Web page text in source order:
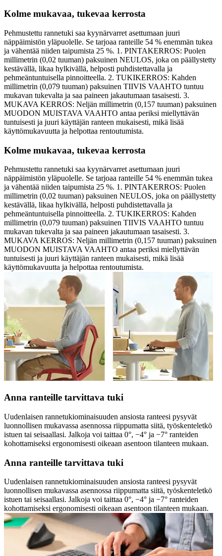
Kolme mukavaa, tukevaa kerrosta
Pehmustettu rannetuki saa kyynärvarret asettumaan juuri
näppäimistön yläpuolelle. Se tarjoaa ranteille 54 % enemmän tukea
ja vähentää niiden taipumista 25 %. 1. PINTAKERROS: Puolen
millimetrin (0,02 tuuman) paksuinen NEULOS, joka on päällystetty
kestävällä, likaa hylkivällä, helposti puhdistettavalla ja
pehmeäntuntuisella pinnoitteella. 2. TUKIKERROS: Kahden
millimetrin (0,079 tuuman) paksuinen TIIVIS VAAHTO tuntuu
mukavan tukevalta ja saa paineen jakautumaan tasaisesti. 3.
MUKAVA KERROS: Neljän millimetrin (0,157 tuuman) paksuinen
MUODON MUISTAVA VAAHTO antaa periksi miellyttävän
tuntuisesti ja juuri käyttäjän ranteen mukaisesti, mikä lisää
käyttömukavuutta ja helpottaa rentoutumista.
Kolme mukavaa, tukevaa kerrosta
Pehmustettu rannetuki saa kyynärvarret asettumaan juuri
näppäimistön yläpuolelle. Se tarjoaa ranteille 54 % enemmän tukea
ja vähentää niiden taipumista 25 %. 1. PINTAKERROS: Puolen
millimetrin (0,02 tuuman) paksuinen NEULOS, joka on päällystetty
kestävällä, likaa hylkivällä, helposti puhdistettavalla ja
pehmeäntuntuisella pinnoitteella. 2. TUKIKERROS: Kahden
millimetrin (0,079 tuuman) paksuinen TIIVIS VAAHTO tuntuu
mukavan tukevalta ja saa paineen jakautumaan tasaisesti. 3.
MUKAVA KERROS: Neljän millimetrin (0,157 tuuman) paksuinen
MUODON MUISTAVA VAAHTO antaa periksi miellyttävän
tuntuisesti ja juuri käyttäjän ranteen mukaisesti, mikä lisää
käyttömukavuutta ja helpottaa rentoutumista.
Anna ranteille tarvittava tuki
Uudenlaisen rannetukiominaisuuden ansiosta ranteesi pysyvät
luonnollisen mukavassa asennossa riippumatta siitä, työskenteletkö
istuen tai seisaallasi. Jalkoja voi taittaa 0°, −4° ja −7° ranteiden
kohottamiseksi ergonomisesti oikeaan asentoon tilanteen mukaan.
Anna ranteille tarvittava tuki
Uudenlaisen rannetukiominaisuuden ansiosta ranteesi pysyvät
luonnollisen mukavassa asennossa riippumatta siitä, työskenteletkö
istuen tai seisaallasi. Jalkoja voi taittaa 0°, −4° ja −7° ranteiden
kohottamiseksi ergonomisesti oikeaan asentoon tilanteen mukaan.